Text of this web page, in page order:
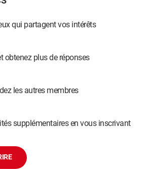
qui partagent vos intérêts
obtenez plus de réponses
les autres membres
supplémentaires en vous inscrivant